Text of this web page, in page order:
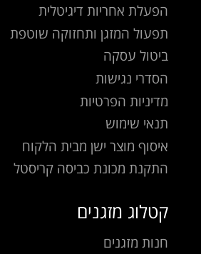
הפעלת אחריות דיגיטלית
תפעול המזגן ותחזוקה שוטפת
ביטול עסקה
הסדרי נגישות
מדיניות הפרטיות
תנאי שימוש
איסוף מוצר ישן מבית הלקוח
התקנת מכונת כביסה קריסטל
קטלוג מזגנים
חנות מזגנים